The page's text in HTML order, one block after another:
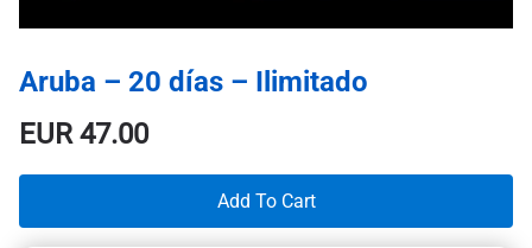
Aruba – 20 días – Ilimitado
EUR47.00
Add To Cart